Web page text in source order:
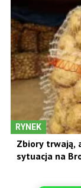
RYNEK
Zbiory trwają,
sytuacja na